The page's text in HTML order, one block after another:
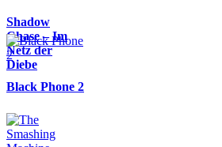
Shadow
Chase – Im
Netz der
Diebe
Black Phone 2